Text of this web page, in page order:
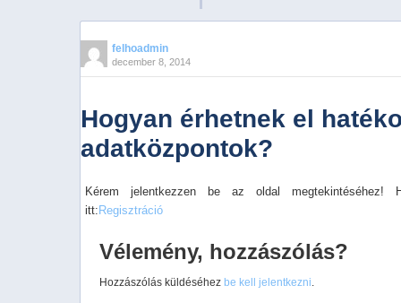
felhoadmin
december 8, 2014
Hogyan érhetnek el
adatközpontok?
Kérem jelentkezzen be az oldal megtekintéséhez!
itt: Regisztráció
Vélemény, hozzászólás?
Hozzászólás küldéséhez be kell jelentkezni.